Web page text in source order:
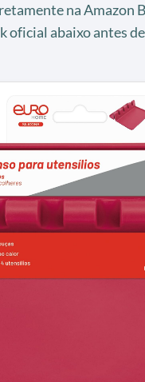
na Amazon
oficial abaixo antes